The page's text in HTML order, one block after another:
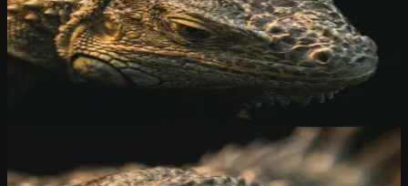
beweging blijft registreren, zelfs als de gewone ogen sluiten. Altijd
waakzaam, altijd bewust van wat er in hun omgeving verandert.
iGuana iDM volgt dezelfde logica. Elke mutatie, elke toegang, elke
download wordt vastgelegd in een auditeerbaar spoor. Als de NIS2-
controleur of GDPR-auditor aanbelt, staat uw antwoord al klaar.
Leguanen zien meer dan u. Letterlijk.